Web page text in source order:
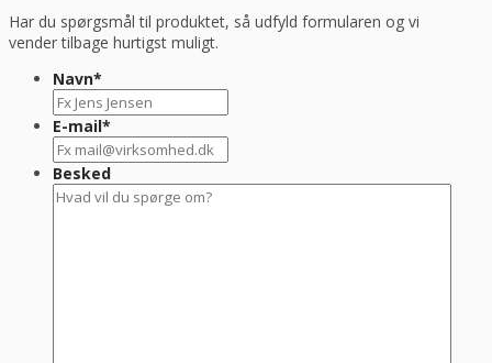
Har du spørgsmål til produktet, så udfyld formularen og vi
vender tilbage hurtigst muligt.
Navn*
E-mail*
Besked